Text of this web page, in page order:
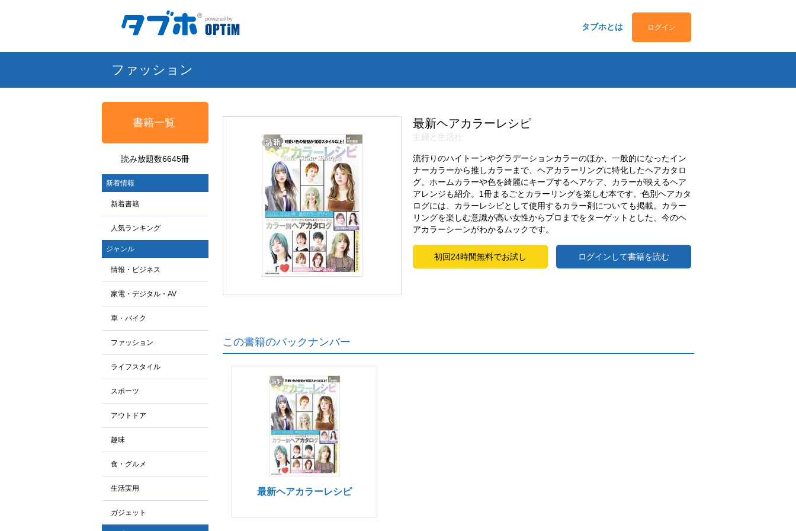
タブホとは ログイン
ファッション
書籍一覧
読み放題数6645冊
新着情報
新着書籍
人気ランキング
ジャンル
情報・ビジネス
家電・デジタル・AV
車・バイク
ファッション
ライフスタイル
スポーツ
アウトドア
趣味
食・グルメ
生活実用
ガジェット
最新ヘアカラーレシピ
主婦と生活社
流行りのハイトーンやグラデーションカラーのほか、一般的になったイン
ナーカラーから推しカラーまで、ヘアカラーリングに特化したヘアカタロ
グ。ホームカラーや色を綺麗にキープするヘアケア、カラーが映えるヘア
アレンジも紹介。1冊まるごとカラーリングを楽しむ本です。色別ヘアカタ
ログには、カラーレシピとして使用するカラー剤についても掲載。カラー
リングを楽しむ意識が高い女性からプロまでをターゲットとした、今のヘ
アカラーシーンがわかるムックです。
初回24時間無料でお試し ログインして書籍を読む
この書籍のバックナンバー
最新ヘアカラーレシピ